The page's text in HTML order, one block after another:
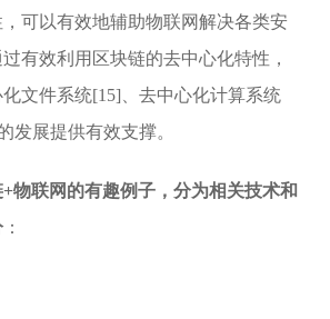
可以有效地辅助物联网解决各类安
有效利用区块链的去中心化特性，
文件系统[15]、去中心化计算系统
发展提供有效支撑。
物联网的有趣例子，分为相关技术和
：